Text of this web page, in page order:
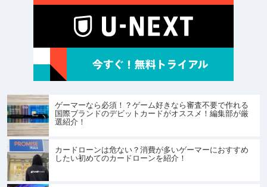
ゲーマーなら必須！？ゲーム好きなら審査不要で作れる
国際ブランドのデビットカードがオススメ！編集部が厳
選紹介！
カードローンは危ない？消費が多いゲーマーにおすすめ
したい初めてのカードローンを紹介！